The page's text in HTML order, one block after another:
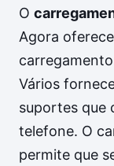
O
Agora
Vários
suportes que
telefone. O
permite que